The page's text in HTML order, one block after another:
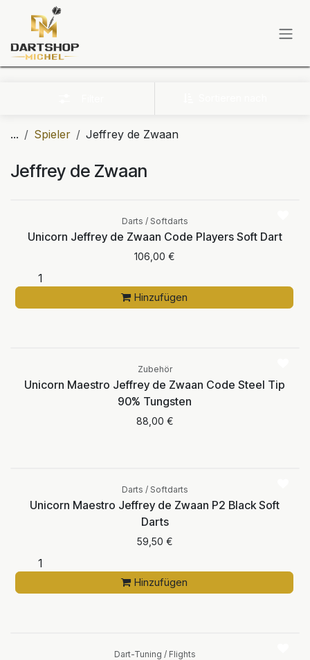
Zum Inhalt springen
... Spieler Jeffrey de Zwaan
Jeffrey de Zwaan
Darts / Softdarts
Unicorn Jeffrey de Zwaan Code Players Soft Dart
106,00 €
Hinzufügen
Zubehör
Unicorn Maestro Jeffrey de Zwaan Code Steel Tip
90% Tungsten
88,00 €
Darts / Softdarts
Unicorn Maestro Jeffrey de Zwaan P2 Black Soft
Darts
59,50 €
Hinzufügen
Dart-Tuning / Flights